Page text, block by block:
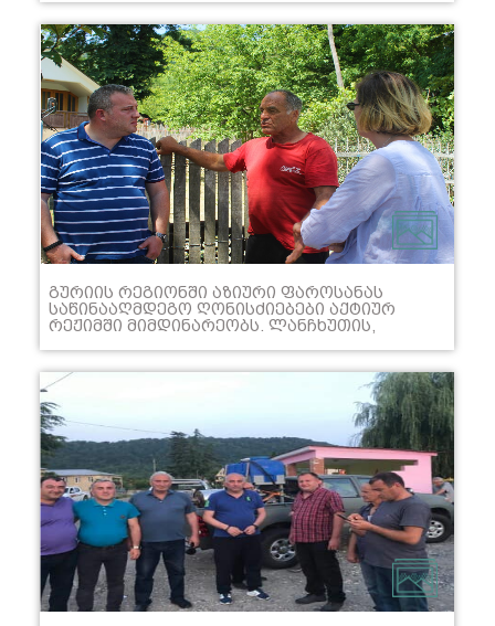
ᲤᲔᲠᲛᲔᲠᲔᲑᲗᲐᲜ ᲛᲝᲠᲘᲒᲘ ᲡᲐᲛᲣᲨᲐᲝ ᲨᲔᲮᲕᲔᲓᲠᲐ
ᲒᲐᲘᲛᲐᲠᲗᲐ, ᲡᲐᲓᲐᲪ ᲐᲖᲘᲣᲠ ᲤᲐᲠᲝᲡᲐᲜᲐᲡ
ᲡᲐᲬᲘᲜᲐᲐᲦᲛᲓᲒᲔᲝ ᲦᲝᲜᲘᲡᲫᲘᲔᲑᲔᲑᲘᲡ
ᲛᲘᲛᲓᲘᲜᲐᲠᲔᲝᲑᲐᲖᲔ ᲓᲐ ᲤᲣᲢᲙᲠᲘᲡ ᲓᲐᲪᲕᲘᲡ
ᲡᲐᲙᲘᲗᲮᲔᲑᲖᲔ ᲘᲛᲡᲯᲔᲚᲔᲡ. ᲛᲔᲤᲣᲢᲙᲠᲔ
ᲤᲔᲠᲛᲔᲠᲔᲑᲛᲐ, ᲛᲝᲜᲘᲢᲝᲠᲘᲜᲒᲘᲡ ᲯᲒᲣᲤᲘᲡ
ᲬᲔᲕᲠᲔᲑᲘᲡᲒᲐᲜ ᲓᲐ ᲡᲣᲠᲡᲐᲗᲘᲡ ᲔᲠᲝᲕᲜᲣᲚᲘ
ᲡᲐᲐᲒᲔᲜᲢᲝᲡ ᲬᲐᲠᲛᲝᲛᲐᲓᲒᲔᲜᲚᲔᲑᲘᲡᲒᲐᲜ,
ᲛᲘᲛᲓᲘᲜᲐᲠᲔ ᲓᲐ ᲓᲐᲒᲔᲒᲛᲘᲚ ᲦᲝᲜᲘᲡᲫᲘᲔᲑᲔᲑᲘᲡ
ᲨᲔᲡᲐᲮᲔᲑ ᲓᲔᲢᲐᲚᲣᲠᲘ ᲘᲜᲤᲝᲠᲛᲐᲪᲘᲐ
ᲛᲝᲘᲡᲛᲘᲜᲔᲡ. ᲛᲔᲤᲣᲢᲙᲠᲔᲔᲑᲘ ᲐᲪᲮᲐᲓᲔᲑᲔᲜ, ᲠᲝᲛ
ᲡᲐᲮᲔᲚᲛᲬᲘᲤᲝᲛ ᲛᲐᲗᲘ ᲘᲜᲢᲔᲠᲔᲡᲔᲑᲘ
ᲒᲐᲘᲗᲕᲐᲚᲘᲡᲬᲘᲜᲐ ᲓᲐ ᲔᲠᲗᲝᲑᲚᲘᲕᲘ
ᲙᲝᲛᲞᲚᲔᲥᲡᲣᲠᲘ ᲛᲘᲓᲒᲝᲛᲘᲗ, ᲤᲣᲢᲙᲐᲠᲘ
ᲛᲐᲥᲡᲘᲛᲐᲚᲣᲠᲐᲓ ᲘᲥᲜᲔᲑᲐ ᲓᲐᲪᲣᲚᲘ.
ᲒᲣᲠᲘᲘᲡ ᲠᲔᲒᲘᲝᲜᲨᲘ ᲐᲖᲘᲣᲠᲘ ᲤᲐᲠᲝᲡᲐᲜᲐᲡ
ᲡᲐᲬᲘᲜᲐᲐᲦᲛᲓᲔᲒᲝ ᲦᲝᲜᲘᲡᲫᲘᲔᲑᲔᲑᲘ ᲐᲥᲢᲘᲣᲠ
ᲠᲔᲟᲘᲛᲨᲘ ᲛᲘᲛᲓᲘᲜᲐᲠᲔᲝᲑᲡ. ᲚᲐᲜᲩᲮᲣᲗᲘᲡ,
ᲛᲣᲜᲘᲪᲘᲞᲐᲚᲘᲢᲔᲢᲔᲑᲨᲘ, ᲡᲐᲙᲐᲠᲛᲘᲓᲐᲛᲝ
ᲤᲐᲠᲗᲝᲑᲔᲑᲘ ᲗᲔᲠᲛᲣᲚᲘ ᲜᲘᲡᲚᲘᲡ
ᲢᲔᲥᲜᲝᲚᲝᲒᲘᲘᲗ ᲘᲜᲢᲔᲜᲘᲡᲣᲠᲐᲓ ᲛᲣᲨᲐᲕᲓᲔᲑᲐ.
ᲛᲔᲤᲣᲢᲙᲠᲔ ᲤᲔᲠᲛᲔᲠᲔᲑᲘᲡ ᲒᲐᲜᲪᲮᲐᲓᲔᲑᲘᲗ,
ᲬᲐᲛᲚᲝᲑᲘᲗᲘ ᲦᲝᲜᲘᲡᲫᲘᲔᲑᲔᲑᲘ ᲛᲐᲗ
ᲡᲝᲤᲚᲔᲑᲨᲘ, ᲣᲡᲐᲤᲠᲗᲮᲝᲔᲑᲘᲡ ᲬᲔᲡᲔᲑᲘᲡ
ᲓᲐᲪᲕᲘᲗ ᲛᲘᲛᲓᲘᲜᲐᲠᲔᲝᲑᲡ ᲓᲐ
ᲒᲐᲗᲕᲐᲚᲘᲡᲬᲘᲜᲔᲑᲣᲚᲘᲐ ᲧᲕᲔᲚᲐ ᲞᲘᲠᲝᲑᲐ, ᲠᲐᲪ
ᲒᲣᲚᲘᲡᲮᲛᲝᲑᲡ ᲤᲣᲢᲙᲠᲘᲡ ᲛᲐᲥᲡᲘᲛᲐᲚᲣᲠ
ᲓᲐᲪᲕᲐᲡ.